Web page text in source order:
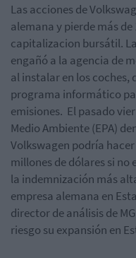
Las acciones de
alemana y pierde más de
capitalizacion bursátil.
engañó a la agencia de
al instalar en los coches,
programa informático
emisiones. El pasado
Medio Ambiente (EPA)
Volkswagen podría
millones de dólares si
la indemnización más
empresa alemana en
director de análisis de
riesgo su expansión en